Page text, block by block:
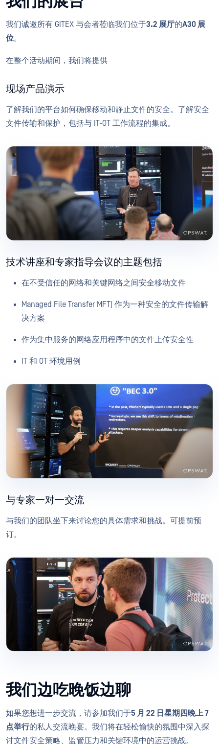
我们诚邀所有 GITEX 与会者莅临我们位于3.2 展厅的A30 展
位。
在整个活动期间，我们将提供
现场产品演示
了解我们的平台如何确保移动和静止文件的安全。了解安全
文件传输和保护，包括与 IT-OT 工作流程的集成。
技术讲座和专家指导会议的主题包括
在不受信任的网络和关键网络之间安全移动文件
Managed File Transfer MFT) 作为一种安全的文件传输解
决方案
作为集中服务的网络应用程序中的文件上传安全性
IT 和 OT 环境用例
与专家一对一交流
与我们的团队坐下来讨论您的具体需求和挑战。可提前预
订。
我们边吃晚饭边聊
如果您想进一步交流，请参加我们于5 月 22 日星期四晚上 7
点举行的私人交流晚宴。我们将在轻松愉快的氛围中深入探
讨文件安全策略、监管压力和关键环境中的运营挑战。